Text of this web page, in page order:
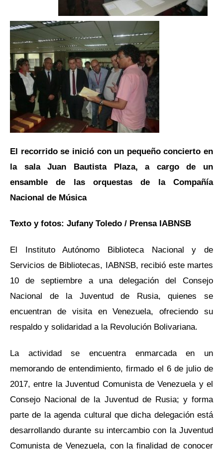
El recorrido se inició con un pequeño concierto en
la sala Juan Bautista Plaza, a cargo de un
ensamble de las orquestas de la Compañía
Nacional de Música
Texto y fotos: Jufany Toledo / Prensa IABNSB
El Instituto Autónomo Biblioteca Nacional y de
Servicios de Bibliotecas, IABNSB, recibió este martes
10 de septiembre a una delegación del Consejo
Nacional de la Juventud de Rusia, quienes se
encuentran de visita en Venezuela, ofreciendo su
respaldo y solidaridad a la Revolución Bolivariana.
La actividad se encuentra enmarcada en un
memorando de entendimiento, firmado el 6 de julio de
2017, entre la Juventud Comunista de Venezuela y el
Consejo Nacional de la Juventud de Rusia; y forma
parte de la agenda cultural que dicha delegación está
desarrollando durante su intercambio con la Juventud
Comunista de Venezuela, con la finalidad de conocer